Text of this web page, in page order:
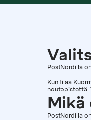
PostNordilla
Kun tilaa
noutopistettä.
Mikä
PostNordilla